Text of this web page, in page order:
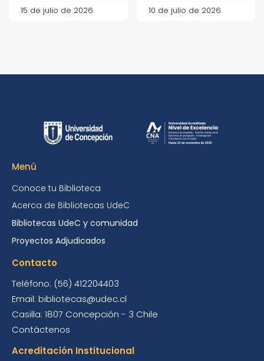
15 de julio de 2026 10 de julio de 2026
Menú
Conoce tu Biblioteca
Acerca de Bibliotecas UdeC
Bibliotecas UdeC y comunidad
Proyectos Adjudicados
Contacto
Teléfono: (56) 412204403
Email: bibliotecas@udec.cl
Casilla: 1807 Concepción - 3 Chile
Contáctenos
Acreditación Institucional